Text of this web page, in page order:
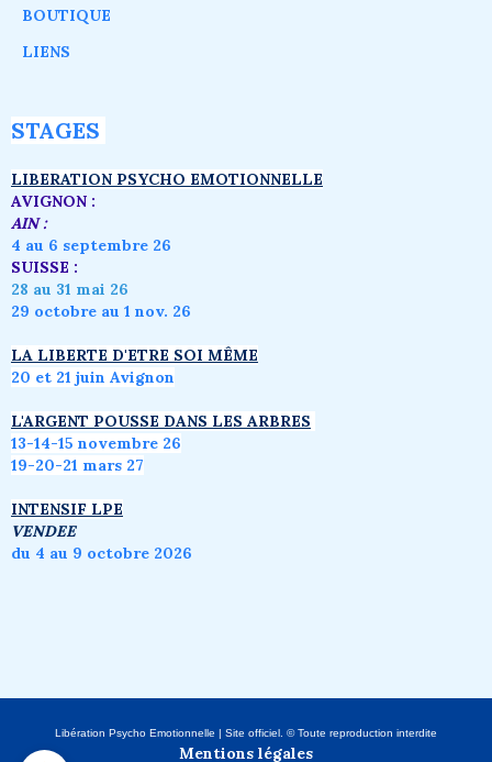
BOUTIQUE
LIENS
STAGES
LIBERATION PSYCHO EMOTIONNELLE
AVIGNON :
AIN :
4 au 6 septembre 26
SUISSE :
28 au 31 mai 26
29 octobre au 1 nov. 26
LA LIBERTE D'ETRE SOI MÊME
20 et 21 juin Avignon
L'ARGENT POUSSE DANS LES ARBRES
13-14-15 novembre 26
19-20-21 mars 27
INTENSIF LPE
VENDEE
du 4 au 9 octobre 2026
Libération Psycho Emotionnelle | Site officiel. © Toute reproduction interdite
Mentions légales